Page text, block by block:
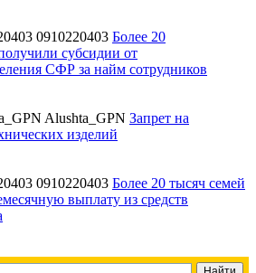
0910220403 Более 20
субсидии от
СФР за найм сотрудников
Alushta_GPN Запрет на
изделий
0910220403 Более 20 тысяч семей
выплату из средств